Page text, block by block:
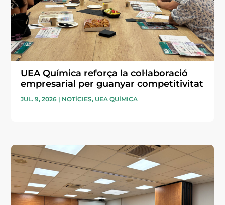
UEA Química reforça la col·laboració
empresarial per guanyar competitivitat
JUL. 9, 2026 | NOTÍCIES, UEA QUÍMICA